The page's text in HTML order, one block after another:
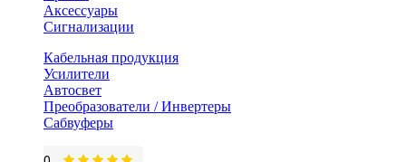
Аксессуары
Сигнализации
Кабельная продукция
Усилители
Автосвет
Преобразователи / Инвертеры
Сабвуферы